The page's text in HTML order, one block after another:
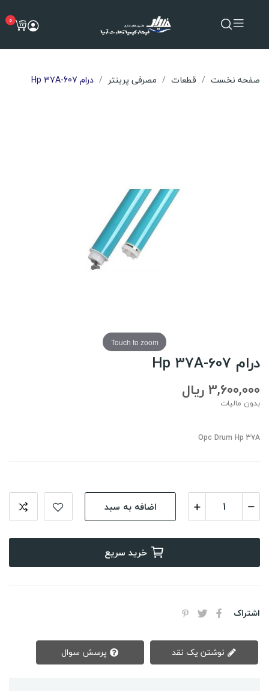
0
صفحه نخست قطعات مصرفی پرینتر درام Hp 37A-607
Touch to zoom
درام Hp 37A-607
3,600,000 ریال
بدون مالیات
Opc Drum Hp 37A
اضافه به سبد
خرید سریع
اشتراک